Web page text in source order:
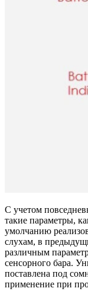
С учетом
такие параметры,
умолчанию
слухам, в
различным
сенсорного бара.
поставлена под
применение при